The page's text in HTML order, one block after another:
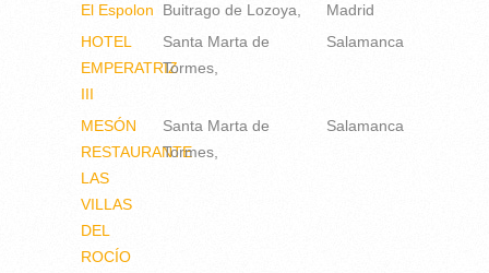
El Espolon Buitrago de Lozoya
Madrid
HOTEL
EMPERATRIZ
III
Santa Marta de
Tormes
Salamanca
MESÓN
RESTAURANTE
LAS
VILLAS
DEL
ROCÍO
Santa Marta de
Tormes
Salamanca